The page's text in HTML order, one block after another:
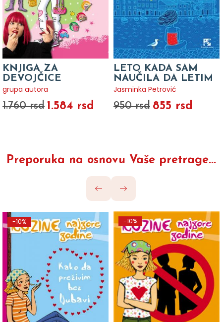
KNJIGA ZA
DEVOJČICE
grupa autora
1.760 rsd 1.584 rsd
LETO KADA SAM
NAUČILA DA LETIM
Jasminka Petrović
950 rsd 855 rsd
Preporuka na osnovu Vaše pretrage...
-10% -10%